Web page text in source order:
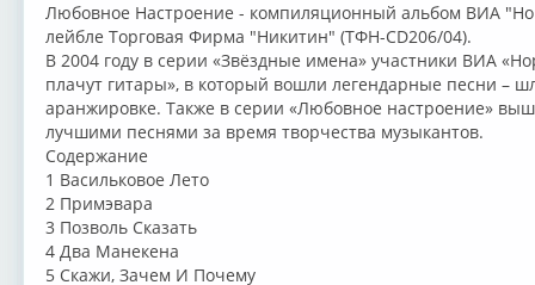
Любовное Настроение - компиляционный альбом ВИА
лейбле Торговая Фирма "Никитин" (ТФН-CD206/04).
В 2004 году в серии «Звёздные имена» участники ВИА
плачут гитары», в который вошли легендарные песни –
аранжировке. Также в серии «Любовное настроение»
лучшими песнями за время творчества музыкантов.
Содержание
1 Васильковое Лето
2 Примэвара
3 Позволь Сказать
4 Два Манекена
5 Скажи, Зачем И Почему